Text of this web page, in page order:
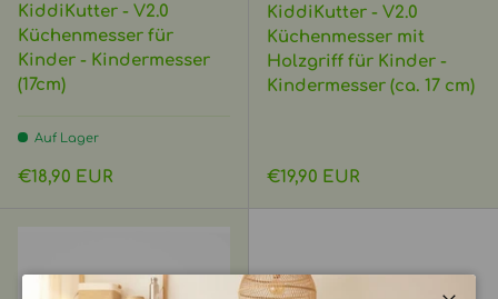
KiddiKutter - V2.0
Küchenmesser für
Kinder - Kindermesser
(17cm)
Auf Lager
Normaler Preis
€18,90 EUR
KiddiKutter - V2.0
Küchenmesser mit
Holzgriff für Kinder -
Kindermesser (ca. 17 cm)
Normaler Preis
€19,90 EUR